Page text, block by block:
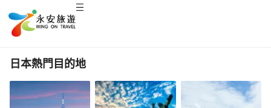
日本熱門目的地